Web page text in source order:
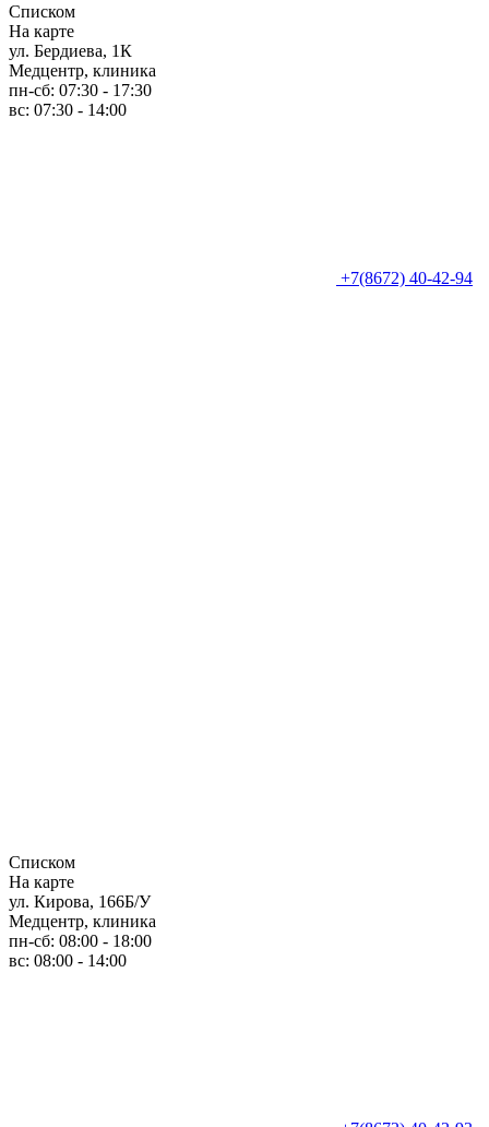
Списком
На карте
ул. Бердиева, 1К
Медцентр, клиника
пн-сб: 07:30 - 17:30
вс: 07:30 - 14:00
+7(8672) 40-42-94
Списком
На карте
ул. Кирова, 166Б/У
Медцентр, клиника
пн-сб: 08:00 - 18:00
вс: 08:00 - 14:00